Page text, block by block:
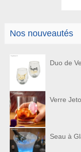
Nos nouveautés
Duo de
Verre
Seau à